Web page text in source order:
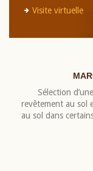
Visite virtuelle
Sélection
revêtement au sol
au sol dans